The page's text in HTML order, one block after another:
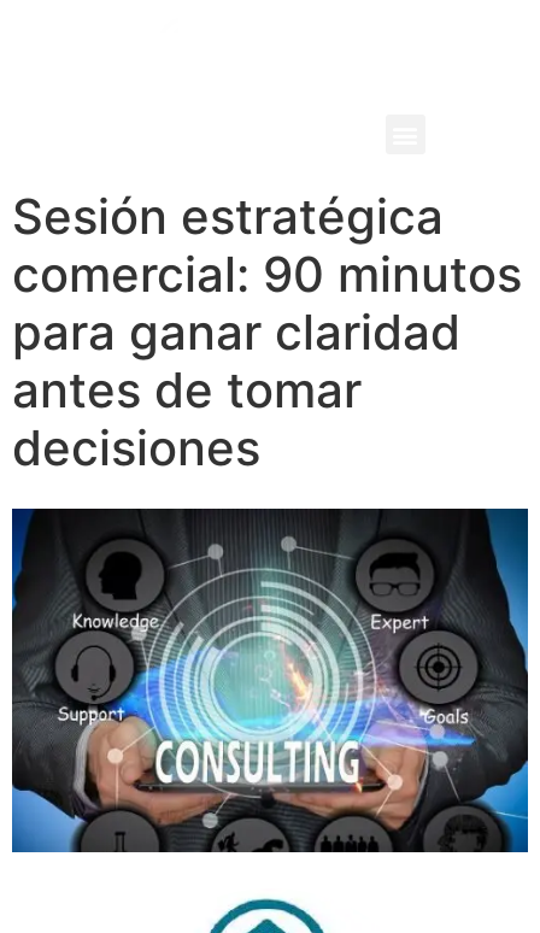
Sesión estratégica
comercial: 90 minutos
para ganar claridad
antes de tomar
decisiones